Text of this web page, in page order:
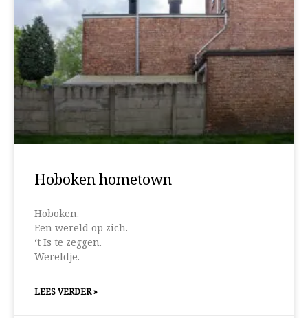
Hoboken hometown
Hoboken.
Een wereld op zich.
‘t Is te zeggen.
Wereldje.
LEES VERDER »